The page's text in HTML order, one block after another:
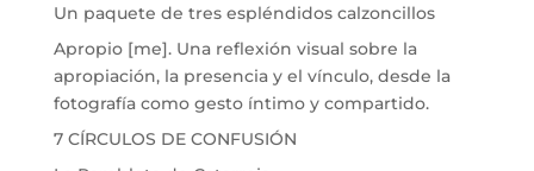
Un paquete de tres espléndidos calzoncillos
Apropio [me]. Una reflexión visual sobre la
apropiación, la presencia y el vínculo, desde la
fotografía como gesto íntimo y compartido.
7 CÍRCULOS DE CONFUSIÓN